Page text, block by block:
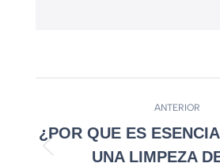
ANTERIOR
¿POR QUE ES
UNA LIMPEZA